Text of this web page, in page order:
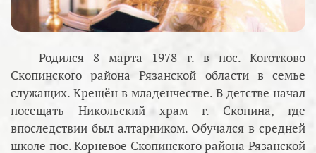
Родился 8 марта 1978 г. в пос. Коготково
Скопинского района Рязанской области в семье
служащих. Крещён в младенчестве. В детстве начал
посещать Никольский храм г. Скопина, где
впоследствии был алтарником. Обучался в средней
школе пос. Корневое Скопинского района Рязанской